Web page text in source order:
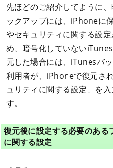
先ほどのご紹介してように
ックアップには、iPhoneに
やセキュリティに関する設
め、暗号化していない
元した場合には、iTunesバ
利用者が、iPhoneで復元さ
ュリティに関する設定」を
す。
復元後に設定する必要のある
に関する設定